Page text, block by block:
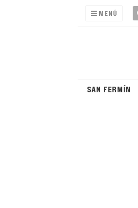
MENÚ
SAN FERMÍN